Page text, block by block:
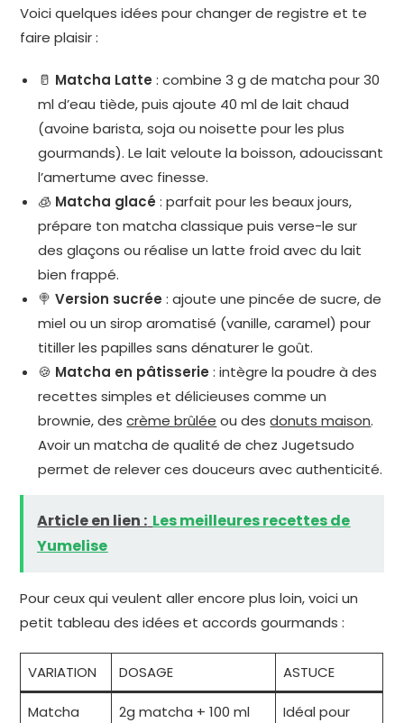
Voici quelques idées pour changer de registre et te
faire plaisir :
🥛 Matcha Latte : combine 3 g de matcha pour 30
ml d’eau tiède, puis ajoute 40 ml de lait chaud
(avoine barista, soja ou noisette pour les plus
gourmands). Le lait veloute la boisson, adoucissant
l’amertume avec finesse.
🧊 Matcha glacé : parfait pour les beaux jours,
prépare ton matcha classique puis verse-le sur
des glaçons ou réalise un latte froid avec du lait
bien frappé.
🍭Version sucrée : ajoute une pincée de sucre, de
miel ou un sirop aromatisé (vanille, caramel) pour
titiller les papilles sans dénaturer le goût.
🍪 Matcha en pâtisserie : intègre la poudre à des
recettes simples et délicieuses comme un
brownie, descrème brûlée ou desdonuts maison.
Avoir un matcha de qualité de chez Jugetsudo
permet de relever ces douceurs avec authenticité.
Article en lien : Les meilleures recettes de
Yumelise
Pour ceux qui veulent aller encore plus loin, voici un
petit tableau des idées et accords gourmands :
VARIATION DOSAGE ASTUCE
Matcha
2g matcha + 100 ml
Idéal pour